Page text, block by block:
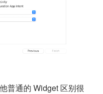
普通的 Widget 区别很